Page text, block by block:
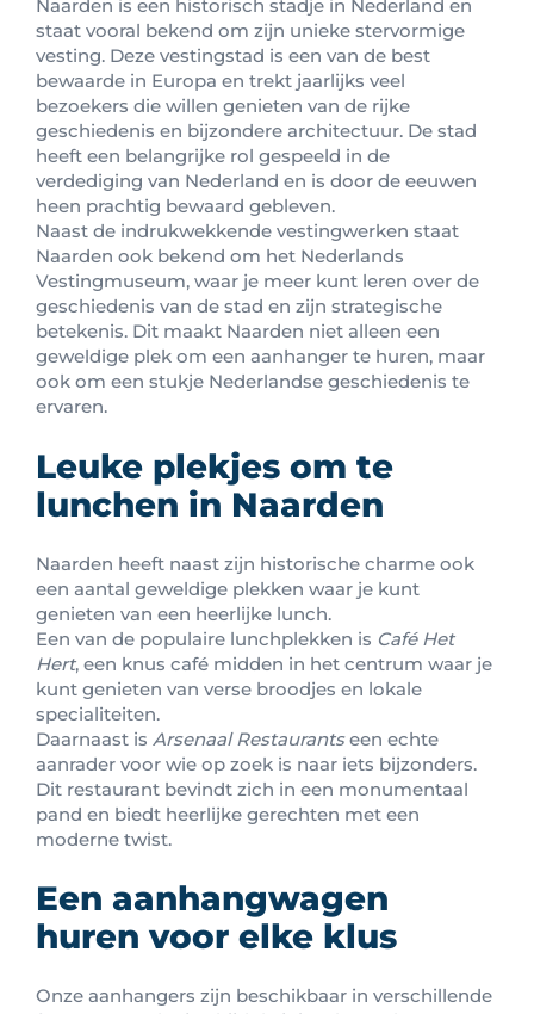
Naarden is een historisch stadje in Nederland en
staat vooral bekend om zijn unieke stervormige
vesting. Deze vestingstad is een van de best
bewaarde in Europa en trekt jaarlijks veel
bezoekers die willen genieten van de rijke
geschiedenis en bijzondere architectuur. De stad
heeft een belangrijke rol gespeeld in de
verdediging van Nederland en is door de eeuwen
heen prachtig bewaard gebleven.
Naast de indrukwekkende vestingwerken staat
Naarden ook bekend om het Nederlands
Vestingmuseum, waar je meer kunt leren over de
geschiedenis van de stad en zijn strategische
betekenis. Dit maakt Naarden niet alleen een
geweldige plek om een aanhanger te huren, maar
ook om een stukje Nederlandse geschiedenis te
ervaren.
Leuke plekjes om te
lunchen in Naarden
Naarden heeft naast zijn historische charme ook
een aantal geweldige plekken waar je kunt
genieten van een heerlijke lunch.
Een van de populaire lunchplekken is Café Het
Hert, een knus café midden in het centrum waar je
kunt genieten van verse broodjes en lokale
specialiteiten.
Daarnaast is Arsenaal Restaurantseen echte
aanrader voor wie op zoek is naar iets bijzonders.
Dit restaurant bevindt zich in een monumentaal
pand en biedt heerlijke gerechten met een
moderne twist.
Een aanhangwagen
huren voor elke klus
Onze aanhangers zijn beschikbaar in verschillende